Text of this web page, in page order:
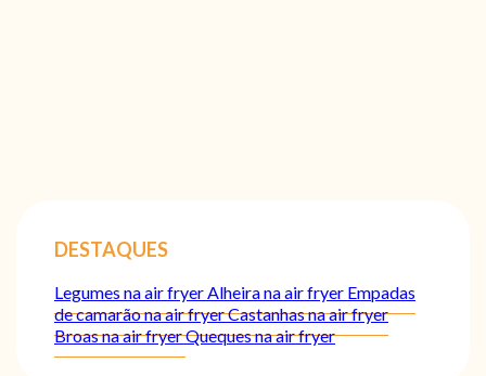
DESTAQUES
Legumes na air fryerAlheira na air fryer Empadas
de camarão na air fryerCastanhas na air fryer
Broas na air fryerQueques na air fryer